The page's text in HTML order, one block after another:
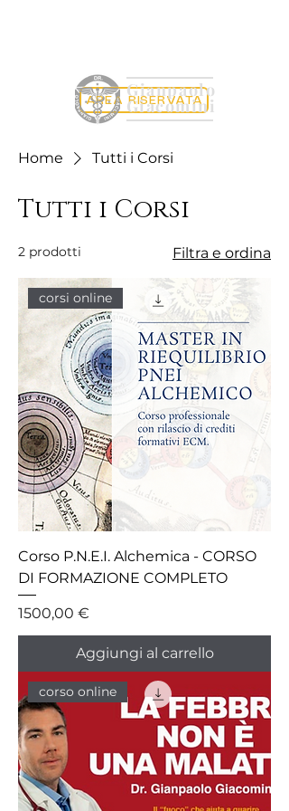
AREA RISERVATA
Gianpaolo
Giacomini
Home Tutti i Corsi
Tutti i Corsi
2 prodotti Filtra e ordina
corsi online
Corso P.N.E.I. Alchemica - CORSO
DI FORMAZIONE COMPLETO
Prezzo
1500,00 €
Aggiungi al carrello
corso online